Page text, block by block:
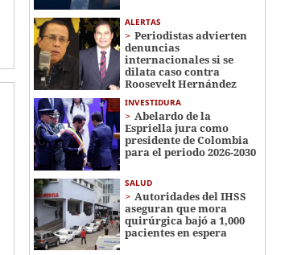
ALERTAS
Periodistas advierten
denuncias
internacionales si se
dilata caso contra
Roosevelt Hernández
INVESTIDURA
Abelardo de la
Espriella jura como
presidente de Colombia
para el periodo 2026-2030
SALUD
Autoridades del IHSS
aseguran que mora
quirúrgica bajó a 1,000
pacientes en espera